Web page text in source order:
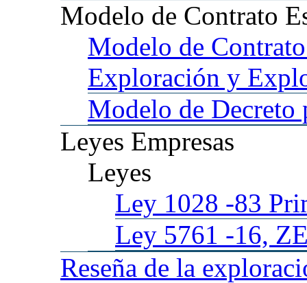
Modelo de Contrato
Modelo de
Exploración y
Modelo de Decreto
Leyes Empresas
Leyes
Ley 1028 -83
Ley 5761 -16,
Reseña de la